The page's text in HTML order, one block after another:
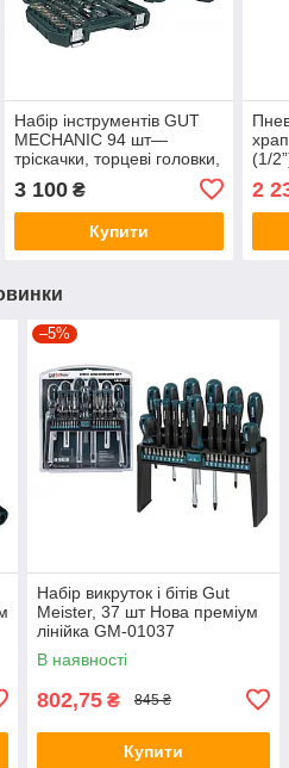
Набір інструментів GUT
MECHANIC 94 шт—
тріскачки, торцеві головки,
кейс, 1/2", 1/4" GM01094
3 100₴
Купити
(1/
2
–5%
Набір викруток і бітів Gut
Meister, 37 шт Нова преміум
лінійка GM-01037
В наявності
802,75 ₴ 845 ₴
Купити